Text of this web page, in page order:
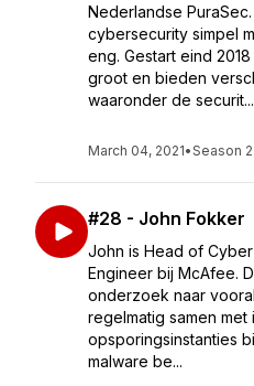
Nederlandse
cybersecurity simpel
eng. Gestart eind
groot en bieden
waaronder de securit...
March 04, 2021•Season 2
#28 - John Fokker
John is Head of
Engineer bij McAfee.
onderzoek naar
regelmatig samen met
opsporingsinstanties
malware be...